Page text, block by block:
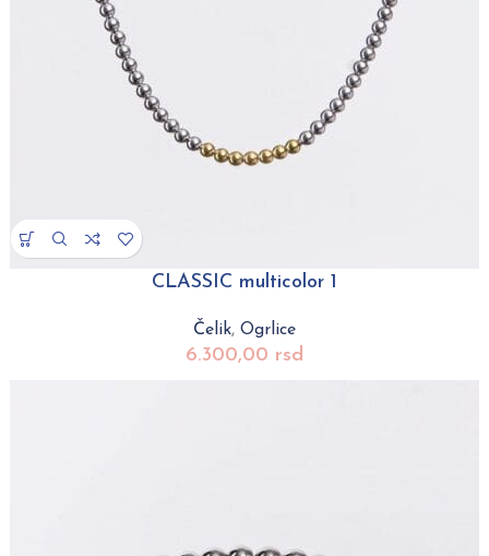
CLASSIC multicolor 1
Čelik, Ogrlice
6.300,00 rsd